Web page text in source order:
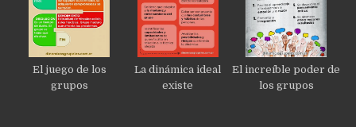
El juego de los
grupos
La dinámica ideal
existe
El increíble poder de
los grupos